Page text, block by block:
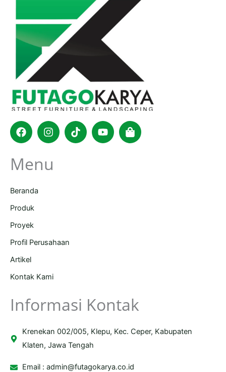
FacebookInstagram
TiktokYoutubeShopping-
bag
Menu
Beranda
Produk
Proyek
Profil Perusahaan
Artikel
Kontak Kami
Informasi Kontak
Krenekan 002/005, Klepu, Kec. Ceper, Kabupaten
Klaten, Jawa Tengah
Email :admin@futagokarya.co.id